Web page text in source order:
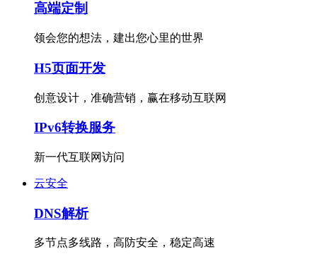
高端定制
领会您的想法，建出您心里的世界
H5页面开发
创意设计，准确营销，赢在移动互联网
IPv6转换服务
新一代互联网访问
云安全
DNS解析
多节点多线路，高防安全，稳定高速